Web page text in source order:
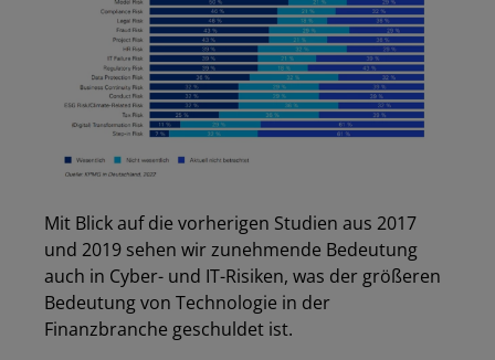
Mit Blick auf die vorherigen Studien aus 2017
und 2019 sehen wir zunehmende Bedeutung
auch in Cyber- und IT-Risiken, was der größeren
Bedeutung von Technologie in der
Finanzbranche geschuldet ist.